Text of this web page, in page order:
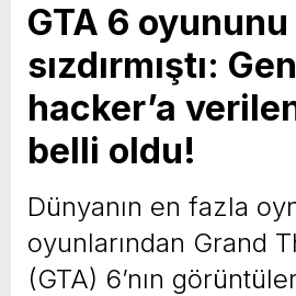
GTA 6 oyununu
sızdırmıştı:
hacker’a
belli oldu!
Dünyanın en fazla
oyunlarından Grand
(GTA) 6’nın